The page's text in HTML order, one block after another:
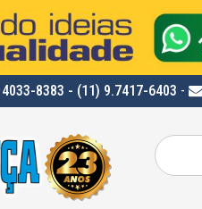
8383 - (11) 9.7417-6403 -
Pesquisar
por: